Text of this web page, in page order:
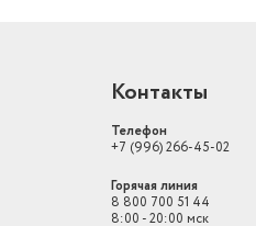
Контакты
Телефон
+7 (996) 266-45-02
Горячая линия
8 800 700 51 44
8:00 - 20:00 мск